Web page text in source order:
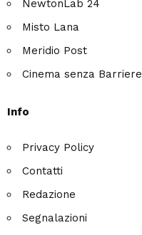
NewtonLab 24
Misto Lana
Meridio Post
Cinema senza Barriere
Info
Privacy Policy
Contatti
Redazione
Segnalazioni